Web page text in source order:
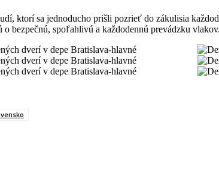
ktorí sa jednoducho prišli pozrieť do zákulisia
bezpečnú, spoľahlivú a každodennú prevádzku vlakov.